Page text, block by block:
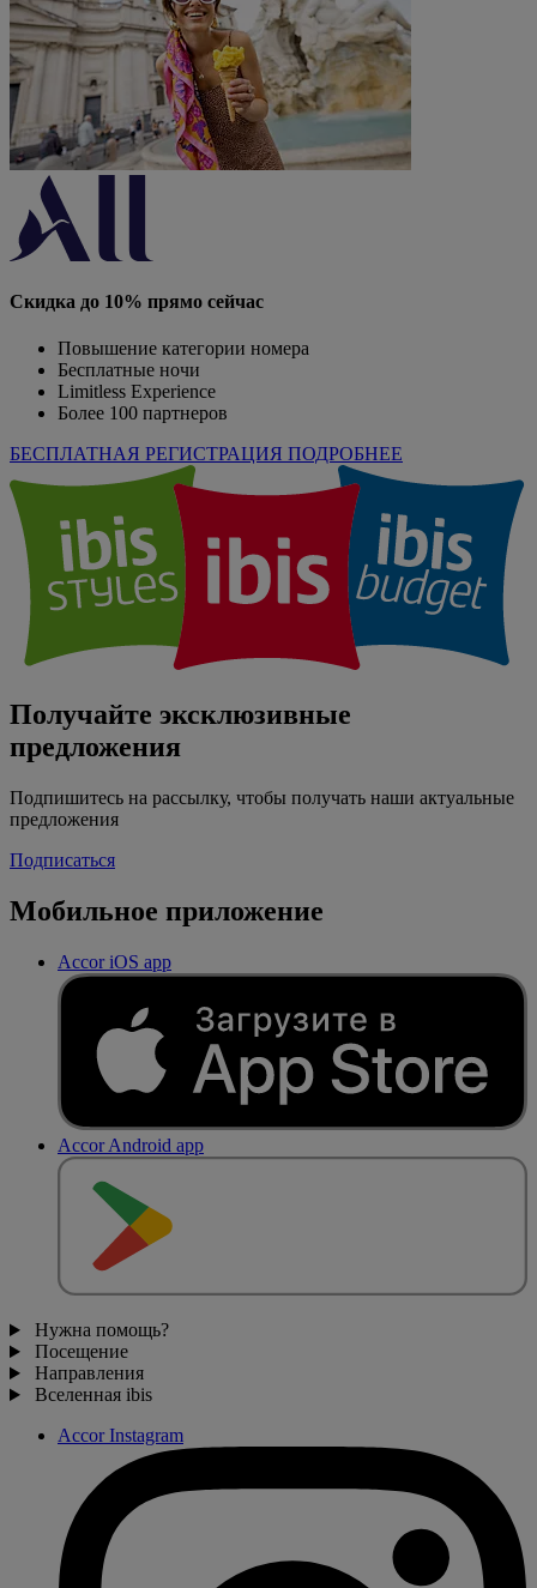
Скидка до 10% прямо сейчас
Повышение категории номера
Бесплатные ночи
Limitless Experience
Более 100 партнеров
БЕСПЛАТНАЯ РЕГИСТРАЦИЯ ПОДРОБНЕЕ
Получайте эксклюзивные
предложения
Подпишитесь на рассылку, чтобы получать наши актуальные
предложения
Подписаться
Мобильное приложение
Accor iOS app
Accor Android app
Нужна помощь?
Посещение
Направления
Вселенная ibis
Accor Instagram